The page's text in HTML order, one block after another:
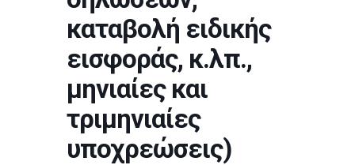
καταβολή ειδικής
εισφοράς, κ.λπ.,
μηνιαίες και
τριμηνιαίες
υποχρεώσεις)